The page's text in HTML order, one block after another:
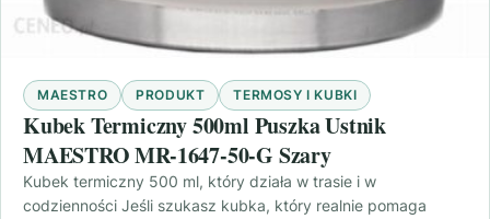
MAESTRO PRODUKT TERMOSY I KUBKI
Kubek Termiczny 500ml Puszka Ustnik
MAESTRO MR-1647-50-G Szary
Kubek termiczny 500 ml, który działa w trasie i w
codzienności Jeśli szukasz kubka, który realnie pomaga